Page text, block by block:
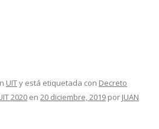
UITy está etiquetada con Decreto
2020 en 20 diciembre, 2019 por JUAN